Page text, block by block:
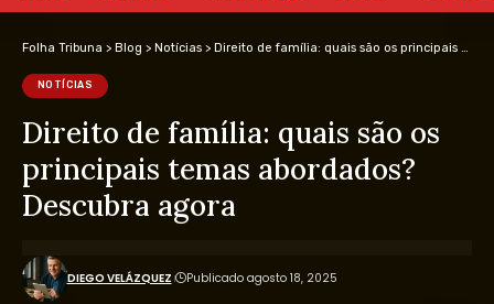
Folha Tribuna > Blog > Notícias > Direito de família: quais são os principais temas abordados? Descubra agora
NOTÍCIAS
Direito de família: quais são os
principais temas abordados?
Descubra agora
DIEGO VELÁZQUEZ Publicado agosto 18, 2025